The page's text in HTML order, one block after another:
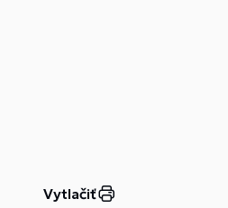
Vytlačiť